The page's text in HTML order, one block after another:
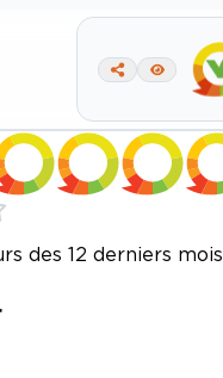
des 12 derniers mois